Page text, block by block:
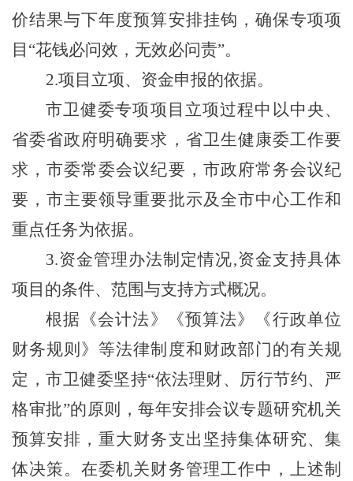
价结果与下年度预算安排挂钩，确保专项项
目“花钱必问效，无效必问责”。
2.项目立项、资金申报的依据。
市卫健委专项项目立项过程中以中央、
省委省政府明确要求，省卫生健康委工作要
求，市委常委会议纪要，市政府常务会议纪
要，市主要领导重要批示及全市中心工作和
重点任务为依据。
3.资金管理办法制定情况,资金支持具体
项目的条件、范围与支持方式概况。
根据《会计法》《预算法》《行政单位
财务规则》等法律制度和财政部门的有关规
定，市卫健委坚持“依法理财、厉行节约、严
格审批”的原则，每年安排会议专题研究机关
预算安排，重大财务支出坚持集体研究、集
体决策。在委机关财务管理工作中，上述制